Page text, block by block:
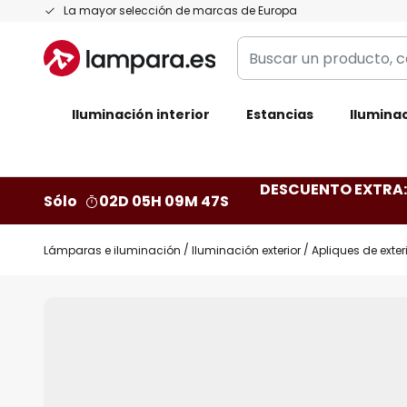
La mayor selección de marcas de Europa
Ir
contenido
Buscar
un
categoría,
Iluminación interior Estancias
Sólo 02D 05H 09M 46S
DESCUENTO
Lámparas e iluminación Iluminación exterior Apliques de